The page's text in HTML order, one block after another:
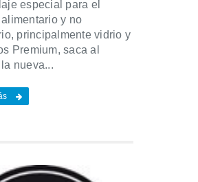
especial para el
y no
principalmente vidrio y
Premium, saca al
nueva...